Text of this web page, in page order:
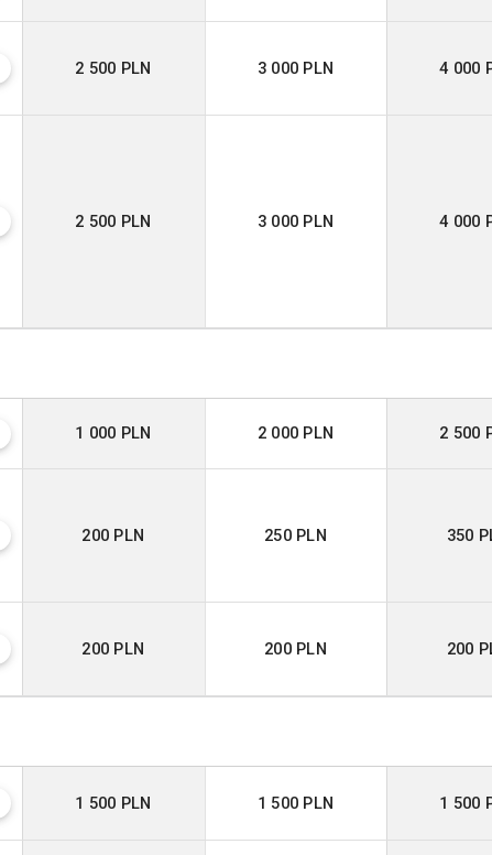
2 500 PLN 3 000 PLN 4 000
2 500 PLN 3 000 PLN 4 000
1 000 PLN 2 000 PLN 2 500
200 PLN 250 PLN 350
200 PLN 200 PLN 200
1 500 PLN 1 500 PLN 1 500